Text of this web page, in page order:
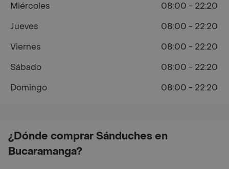
¿Dónde comprar Sánduches en
Bucaramanga?
Miércoles
08:00 - 22:20
Jueves
08:00 - 22:20
Viernes
08:00 - 22:20
Sábado
08:00 - 22:20
Domingo
08:00 - 22:20